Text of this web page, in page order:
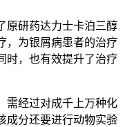
研药达力士卡泊三醇
，为银屑病患者的治疗
时，也有效提升了治疗
经过对成千上万种化
成分还要进行动物实验